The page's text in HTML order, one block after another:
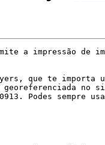
a impressão de
que te importa
no
Podes sempre